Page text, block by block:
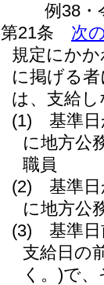
例38・
第21条
次
規定にか
に掲げる
は、支給
(1)
基準
に地方公
職員
(2)
基準
に地方公
(3)
基準
支給日の
く。)で、